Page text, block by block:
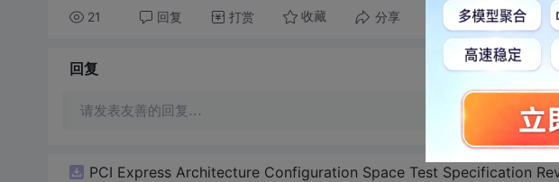
21 回复 打赏 收藏 分享 转发到动态
回复
请发表友善的回复…
PCI Express Architecture Configuration Space Test Specification